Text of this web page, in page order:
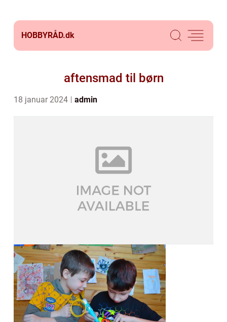
HOBBYRÅD.dk
aftensmad til børn
18 januar 2024 admin